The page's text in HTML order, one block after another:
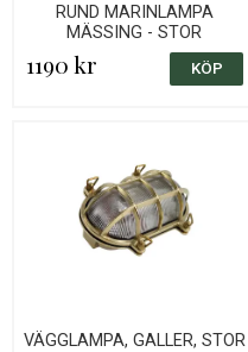
RUND MARINLAMPA
MÄSSING - STOR
1190 kr
VÄGGLAMPA, GALLER, STOR